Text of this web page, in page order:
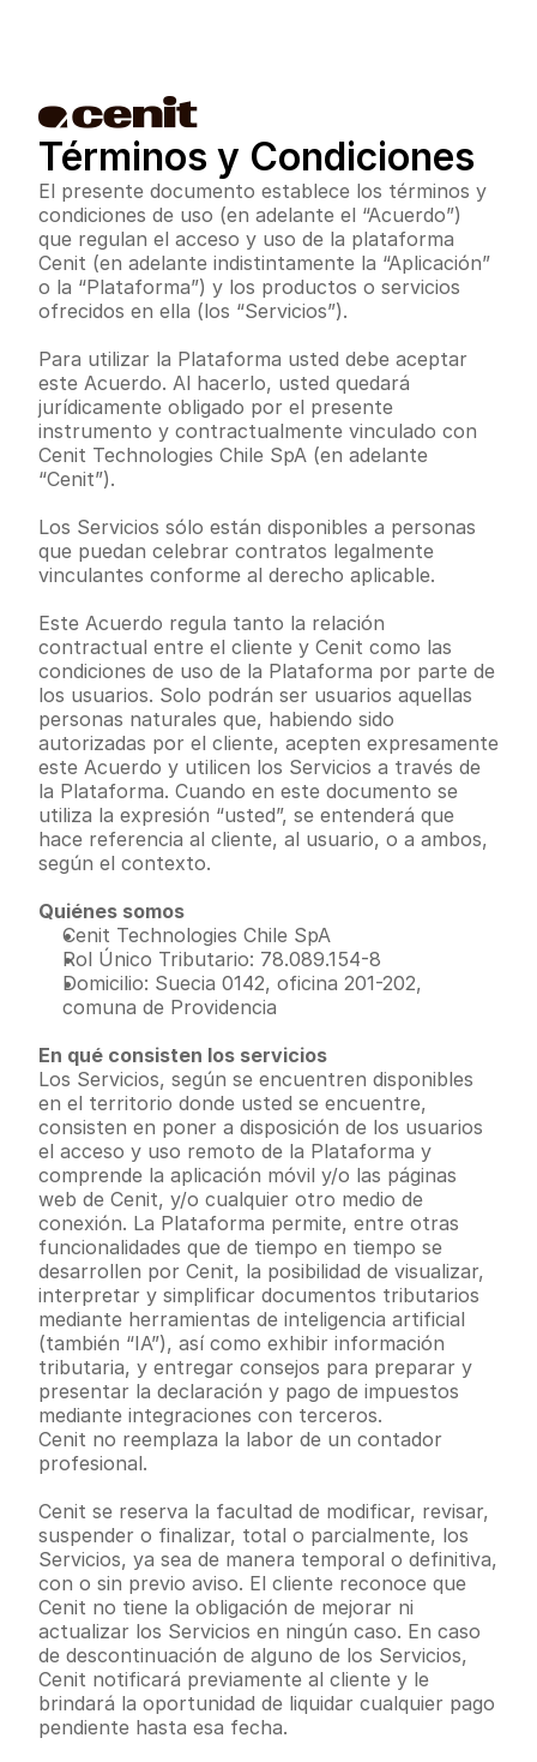
Términos y Condiciones
El presente documento establece los términos y
condiciones de uso (en adelante el “Acuerdo”)
que regulan el acceso y uso de la plataforma
Cenit (en adelante indistintamente la “Aplicación”
o la “Plataforma”) y los productos o servicios
ofrecidos en ella (los “Servicios”).
Para utilizar la Plataforma usted debe aceptar
este Acuerdo. Al hacerlo, usted quedará
jurídicamente obligado por el presente
instrumento y contractualmente vinculado con
Cenit Technologies Chile SpA (en adelante
“Cenit”).
Los Servicios sólo están disponibles a personas
que puedan celebrar contratos legalmente
vinculantes conforme al derecho aplicable.
Este Acuerdo regula tanto la relación
contractual entre el cliente y Cenit como las
condiciones de uso de la Plataforma por parte de
los usuarios. Solo podrán ser usuarios aquellas
personas naturales que, habiendo sido
autorizadas por el cliente, acepten expresamente
este Acuerdo y utilicen los Servicios a través de
la Plataforma. Cuando en este documento se
utiliza la expresión “usted”, se entenderá que
hace referencia al cliente, al usuario, o a ambos,
según el contexto.
Quiénes somos
Cenit Technologies Chile SpA
Rol Único Tributario: 78.089.154-8
Domicilio: Suecia 0142, oficina 201-202,
comuna de Providencia
En qué consisten los servicios
Los Servicios, según se encuentren disponibles
en el territorio donde usted se encuentre,
consisten en poner a disposición de los usuarios
el acceso y uso remoto de la Plataforma y
comprende la aplicación móvil y/o las páginas
web de Cenit, y/o cualquier otro medio de
conexión. La Plataforma permite, entre otras
funcionalidades que de tiempo en tiempo se
desarrollen por Cenit, la posibilidad de visualizar,
interpretar y simplificar documentos tributarios
mediante herramientas de inteligencia artificial
(también “IA”), así como exhibir información
tributaria, y entregar consejos para preparar y
presentar la declaración y pago de impuestos
mediante integraciones con terceros.
Cenit no reemplaza la labor de un contador
profesional.
Cenit se reserva la facultad de modificar, revisar,
suspender o finalizar, total o parcialmente, los
Servicios, ya sea de manera temporal o definitiva,
con o sin previo aviso. El cliente reconoce que
Cenit no tiene la obligación de mejorar ni
actualizar los Servicios en ningún caso. En caso
de descontinuación de alguno de los Servicios,
Cenit notificará previamente al cliente y le
brindará la oportunidad de liquidar cualquier pago
pendiente hasta esa fecha.